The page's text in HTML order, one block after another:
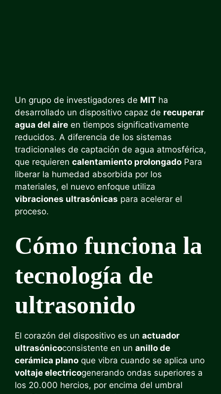
Un grupo de investigadores de MIT ha
desarrollado un dispositivo capaz de recuperar
agua del aire en tiempos significativamente
reducidos. A diferencia de los sistemas
tradicionales de captación de agua atmosférica,
que requieren calentamiento prolongado Para
liberar la humedad absorbida por los
materiales, el nuevo enfoque utiliza
vibraciones ultrasónicas para acelerar el
proceso.
Cómo funciona la
tecnología de
ultrasonido
El corazón del dispositivo es un actuador
ultrasónicoconsistente en un anillo de
cerámica plano que vibra cuando se aplica uno
voltaje electricogenerando ondas superiores a
los 20.000 hercios, por encima del umbral